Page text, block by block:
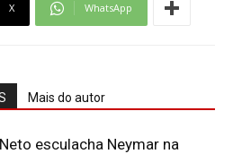
X WhatsApp
Mais do autor
esculacha Neymar na